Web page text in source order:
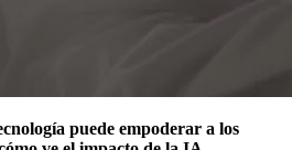
puede empoderar a los